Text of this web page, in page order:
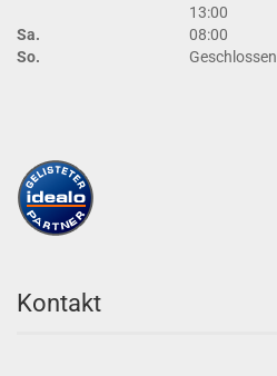
13:00
Sa.
08:00
So.
Geschlossen
Kontakt